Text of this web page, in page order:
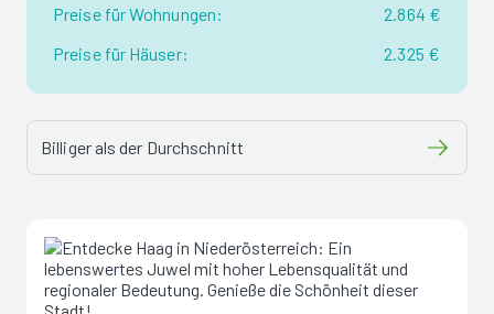
Preise für Wohnungen:
2.864 €
Preise für Häuser:
2.325 €
Billiger als der Durchschnitt